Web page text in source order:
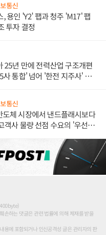
통신
, 용인 'Y2' 팹과 청주 'M17' 팹
투자 결정
25년 만에 전력산업 구조개편
통합' 넘어 '한전 지주사' 재편
통신
도체 시장에서 낸드플래시보다
객사 물량 선점 수요의 '우선순
손하는 댓글은 관련 법률에 의해 제재를 받을
용에 포함되거나 인신공격성 글은 관리자의 판